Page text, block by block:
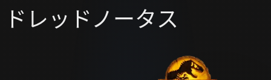
ドレッドノータス